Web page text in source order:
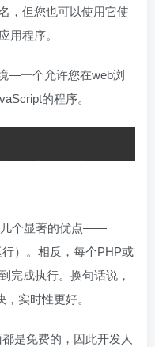
，但您也可以使用它使
用程序。
—一个允许您在web浏
的程序。
几个显著的优点——
）。相反，每个PHP或
完成执行。换句话说，
实时性更好。
是免费的，因此开发人